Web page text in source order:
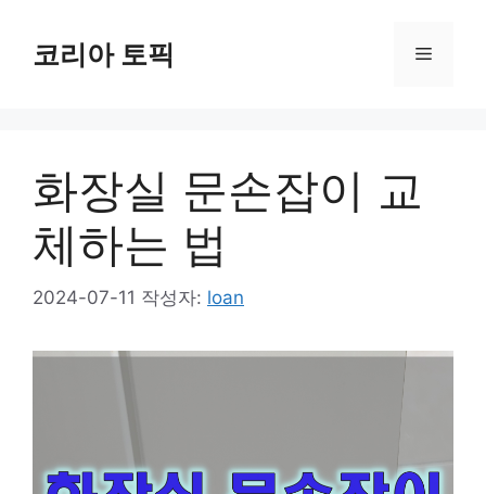
코리아 토픽 메
화장실 문손잡이 교
체하는 법
2024-07-11 작성자: loan